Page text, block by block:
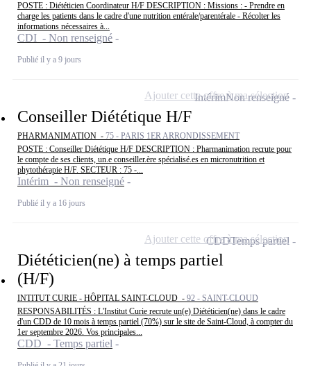
POSTE : Diététicien Coordinateur H/F DESCRIPTION : Missions : - Prendre en
charge les patients dans le cadre d'une nutrition entérale/parentérale - Récolter les
informations nécessaires à...
CDI - Non renseigné
Publié il y a 9 jours
Conseiller Diététique H/F
PHARMANIMATION - 75 - PARIS 1ER ARRONDISSEMENT
POSTE : Conseiller Diététique H/F DESCRIPTION : Pharmanimation recrute pour
le compte de ses clients, un.e conseiller.ère spécialisé.es en micronutrition et
phytothérapie H/F. SECTEUR : 75 -...
Intérim - Non renseigné
Publié il y a 16 jours
IntérimNon renseigné
Ajouter cette offre à ma sélection
Diététicien(ne) à temps partiel
(H/F)
INTITUT CURIE - HÔPITAL SAINT-CLOUD - 92 - SAINT-CLOUD
RESPONSABILITÉS : L'Institut Curie recrute un(e) Diététicien(ne) dans le cadre
d'un CDD de 10 mois à temps partiel (70%) sur le site de Saint-Cloud, à compter du
1er septembre 2026. Vos principales...
CDD - Temps partiel
CDDTemps partiel
Ajouter cette offre à ma sélection